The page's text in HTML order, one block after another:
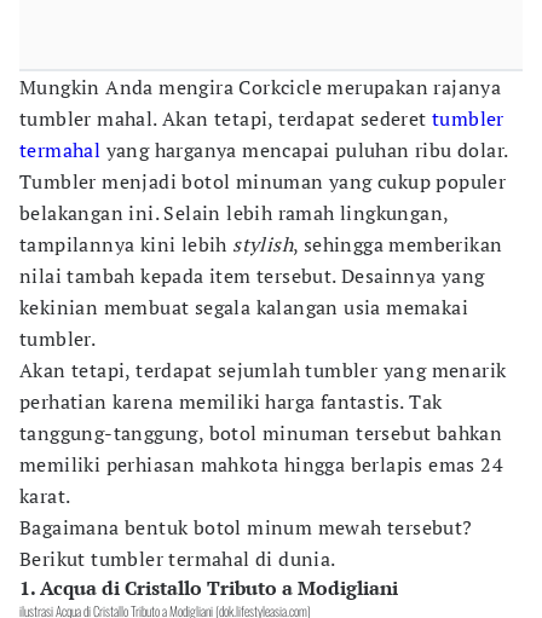
Mungkin Anda mengira Corkcicle merupakan rajanya
tumbler mahal. Akan tetapi, terdapat sederet tumbler
termahal yang harganya mencapai puluhan ribu dolar.
Tumbler menjadi botol minuman yang cukup populer
belakangan ini. Selain lebih ramah lingkungan,
tampilannya kini lebih stylish, sehingga memberikan
nilai tambah kepada item tersebut. Desainnya yang
kekinian membuat segala kalangan usia memakai
tumbler.
Akan tetapi, terdapat sejumlah tumbler yang menarik
perhatian karena memiliki harga fantastis. Tak
tanggung-tanggung, botol minuman tersebut bahkan
memiliki perhiasan mahkota hingga berlapis emas 24
karat.
Bagaimana bentuk botol minum mewah tersebut?
Berikut tumbler termahal di dunia.
1. Acqua di Cristallo Tributo a Modigliani
ilustrasi Acqua di Cristallo Tributo a Modigliani (dok.lifestyleasia.com)